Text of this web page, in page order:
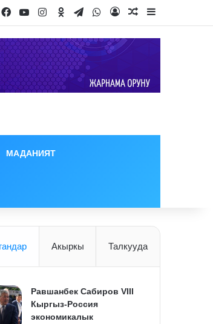
FacebookYouTubeInstagram
Odnoklassniki
TelegramWhatsApp
Log InRandom Article
МАДАНИЯТ
Акыркы Талкууда
Равшанбек Сабиров VIII
Кыргыз-Россия
экономикалык